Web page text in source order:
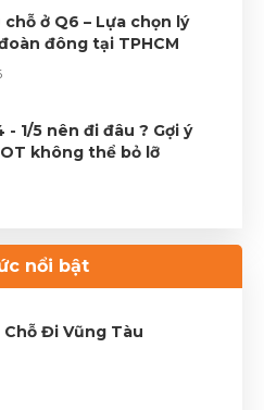
ở Q6 – Lựa chọn lý
đông tại TPHCM
- 1/5 nên đi đâu ? Gợi ý
không thể bỏ lỡ
đầy trọn vẹn
nổi bật
Chỗ Đi Vũng Tàu